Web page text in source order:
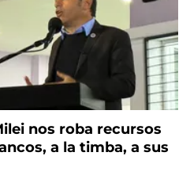
nos roba recursos
a la timba, a sus